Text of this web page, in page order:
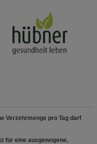
Verzehrmenge pro Tag darf
für eine ausgewogene,